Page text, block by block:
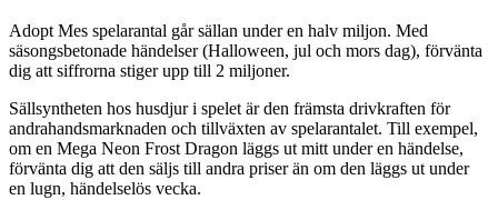
Adopt Mes spelarantal går sällan under en halv miljon. Med
säsongsbetonade händelser (Halloween, jul och mors dag), förvänta
dig att siffrorna stiger upp till 2 miljoner.
Sällsyntheten hos husdjur i spelet är den främsta drivkraften för
andrahandsmarknaden och tillväxten av spelarantalet. Till exempel,
om en Mega Neon Frost Dragon läggs ut mitt under en händelse,
förvänta dig att den säljs till andra priser än om den läggs ut under
en lugn, händelselös vecka.